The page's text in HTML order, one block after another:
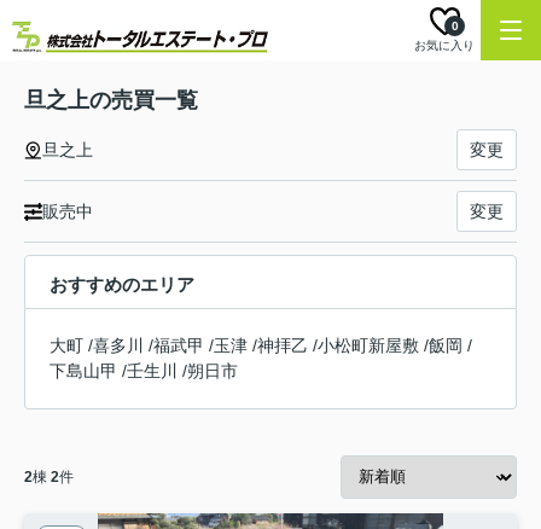
お気に入り
0
旦之上の売買一覧
旦之上 変更
販売中 変更
おすすめのエリア
大町 /喜多川 /福武甲 /玉津 /神拝乙 /小松町新屋敷 /飯岡 /
下島山甲 /壬生川 /朔日市
2棟 2件